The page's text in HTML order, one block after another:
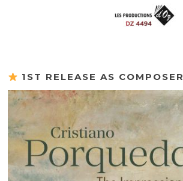
1ST RELEASE AS COMPOSER